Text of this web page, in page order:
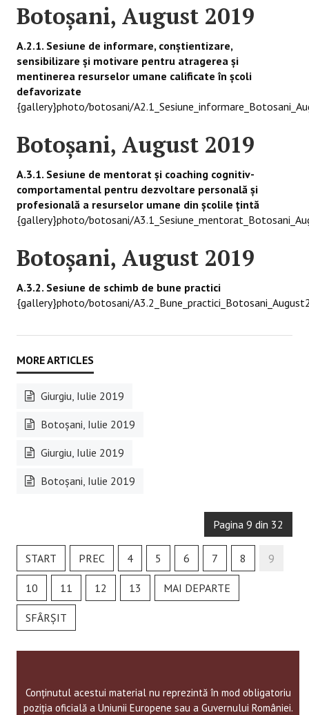
Botoşani, August 2019
A.2.1. Sesiune de informare, conștientizare,
sensibilizare și motivare pentru atragerea și
mentinerea resurselor umane calificate în școli
defavorizate
{gallery}photo/botosani/
Botoşani, August 2019
A.3.1. Sesiune de mentorat și coaching cognitiv-
comportamental pentru dezvoltare personală și
profesională a resurselor umane din școlile ţintă
{gallery}photo/botosani/
Botoşani, August 2019
A.3.2. Sesiune de schimb de bune practici
{gallery}photo/botosani/
Giurgiu, Iulie 2019
Botoşani, Iulie 2019
Giurgiu, Iulie 2019
Botoşani, Iulie 2019
Pagina 9 din 32
START PREC 4 5 6 7 8 9
10 11 12 13 MAI DEPARTE
SFÂRȘIT
Conținutul acestui material nu reprezintă în mod obligatoriu
poziția oficială a Uniunii Europene sau a Guvernului României.